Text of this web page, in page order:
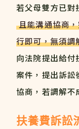
若父母雙方已對
且能溝通協商
行即可，無須調
向法院提出給
案件，提出訴訟
協商，若調解不
扶養費訴訟